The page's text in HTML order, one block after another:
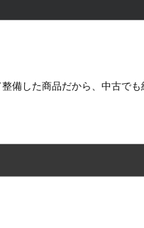
備した商品だから、中古で